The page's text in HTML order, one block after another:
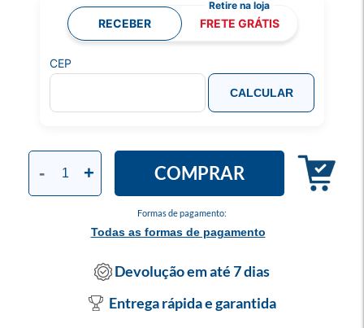
Formas de pagamento:
Todas as formas de pagamento
- + COMPRAR
RECEBER FRETE GRÁTIS
CEP
CALCULAR
Devolução em até 7 dias
Entrega rápida e garantida